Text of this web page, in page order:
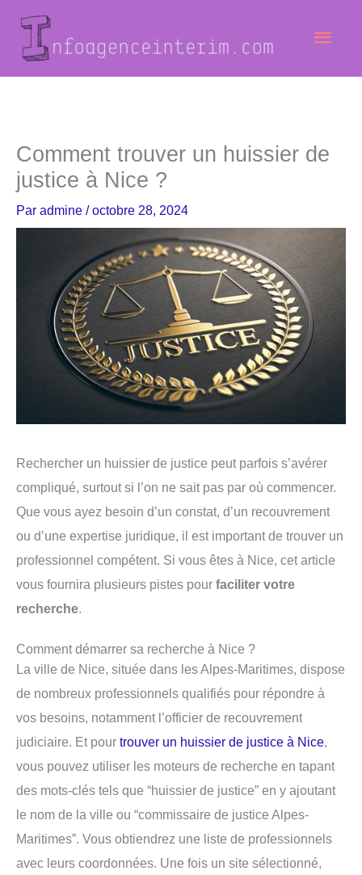
contenu
Comment trouver un huissier de
justice à Nice ?
Par admine /octobre 28, 2024
Rechercher un huissier de justice peut parfois s’avérer
compliqué, surtout si l’on ne sait pas par où commencer.
Que vous ayez besoin d’un constat, d’un recouvrement
ou d’une expertise juridique, il est important de trouver un
professionnel compétent. Si vous êtes à Nice, cet article
vous fournira plusieurs pistes pour faciliter votre
recherche.
Comment démarrer sa recherche à Nice ?
La ville de Nice, située dans les Alpes-Maritimes, dispose
de nombreux professionnels qualifiés pour répondre à
vos besoins, notamment l’officier de recouvrement
judiciaire. Et pour trouver un huissier de justice à Nice,
vous pouvez utiliser les moteurs de recherche en tapant
des mots-clés tels que “huissier de justice” en y ajoutant
le nom de la ville ou “commissaire de justice Alpes-
Maritimes”. Vous obtiendrez une liste de professionnels
avec leurs coordonnées. Une fois un site sélectionné,